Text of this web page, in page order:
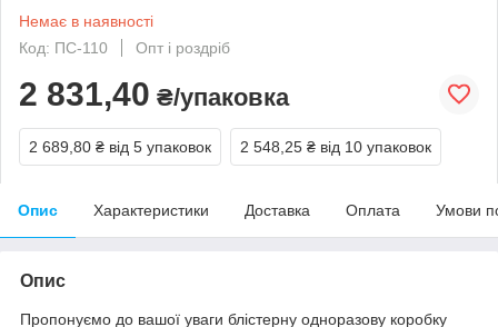
Немає в наявності
Код: ПС-110
Опт і роздріб
2 831,40 ₴/упаковка
2 689,80 ₴ від 5 упаковок 2 548,25 ₴ від 10 упаковок
Опис Характеристики Доставка Оплата Умови
Опис
Пропонуємо до вашої уваги блістерну одноразову коробку